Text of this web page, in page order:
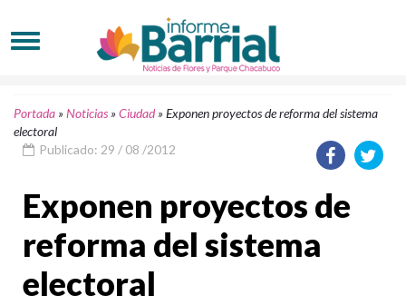
Portada »Noticias »Ciudad»Exponen proyectos de reforma del sistema
electoral
Publicado: 29 / 08 /2012
Exponen proyectos de
reforma del sistema
electoral